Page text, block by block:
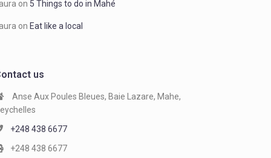
on 5 Things to do in Mahé
on Eat like a local
us
Anse Aux Poules Bleues, Baie Lazare, Mahe,
+248 438 6677
+248 438 6677